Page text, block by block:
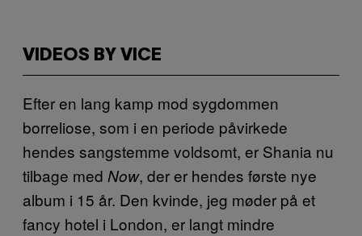
VIDEOS BY VICE
Efter en lang kamp mod sygdommen
borreliose, som i en periode påvirkede
hendes sangstemme voldsomt, er Shania nu
tilbage med Now, der er hendes første nye
album i 15 år. Den kvinde, jeg møder på et
fancy hotel i London, er langt mindre